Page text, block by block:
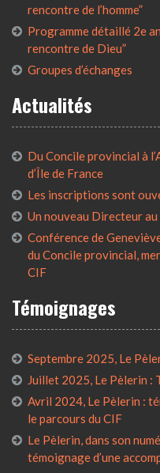
rencontre de l’homme”
Programme détaillé 2e
rencontre de Dieu”
Groupes d’échanges
Actualités
Du Concile provincial à
d’Île de France
Les inscriptions sont
Un nouveau Directeur au
Conférence de
du Concile provincial,
CIF
Témoignages
Septembre 2025, Le
Juillet 2025, Le Pèlerin :
Avril 2024, Le Pèlerin :
le parcours du CIF
Le Pèlerin, dans son
témoignage d’une